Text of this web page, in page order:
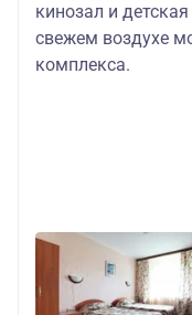
кинозал и
свежем воздухе
комплекса.